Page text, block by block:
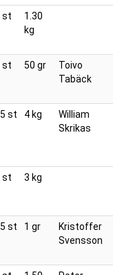
st
1.30
kg
st 50 gr
Toivo
Tabäck
st 4 kg
William
Skrikas
st 3 kg
st 1 gr
Kristoffer
Svensson